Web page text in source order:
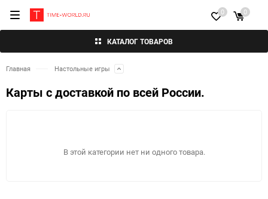
КАТАЛОГ ТОВАРОВ
0 0
Главная Настольные игры
Карты с доставкой по всей России.
В этой категории нет ни одного товара.